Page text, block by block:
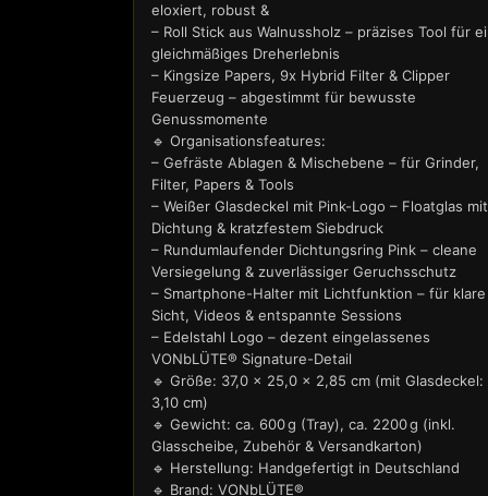
eloxiert, robust &
– Roll Stick aus Walnussholz – präzises Tool für
gleichmäßiges Dreherlebnis
– Kingsize Papers, 9x Hybrid Filter & Clipper
Feuerzeug – abgestimmt für bewusste
Genussmomente
🔹 Organisationsfeatures:
– Gefräste Ablagen & Mischebene – für Grinder,
Filter, Papers & Tools
– Weißer Glasdeckel mit Pink-Logo – Floatglas mit
Dichtung & kratzfestem Siebdruck
– Rundumlaufender Dichtungsring Pink – cleane
Versiegelung & zuverlässiger Geruchsschutz
– Smartphone-Halter mit Lichtfunktion – für klare
Sicht, Videos & entspannte Sessions
– Edelstahl Logo – dezent eingelassenes
VONbLÜTE® Signature-Detail
🔹 Größe: 37,0 × 25,0 × 2,85 cm (mit Glasdeckel:
3,10 cm)
🔹 Gewicht: ca. 600 g (Tray), ca. 2200 g (inkl.
Glasscheibe, Zubehör & Versandkarton)
🔹 Herstellung: Handgefertigt in Deutschland
🔹 Brand: VONbLÜTE®